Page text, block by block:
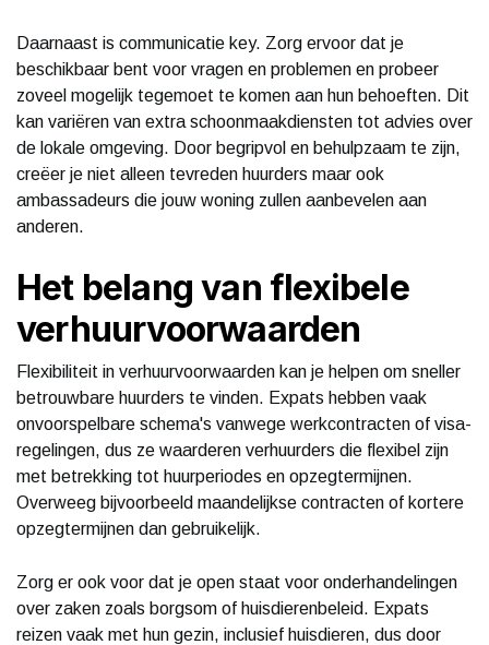
Daarnaast is communicatie key. Zorg ervoor dat je
beschikbaar bent voor vragen en problemen en probeer
zoveel mogelijk tegemoet te komen aan hun behoeften. Dit
kan variëren van extra schoonmaakdiensten tot advies over
de lokale omgeving. Door begripvol en behulpzaam te zijn,
creëer je niet alleen tevreden huurders maar ook
ambassadeurs die jouw woning zullen aanbevelen aan
anderen.
Het belang van flexibele
verhuurvoorwaarden
Flexibiliteit in verhuurvoorwaarden kan je helpen om sneller
betrouwbare huurders te vinden. Expats hebben vaak
onvoorspelbare schema's vanwege werkcontracten of visa-
regelingen, dus ze waarderen verhuurders die flexibel zijn
met betrekking tot huurperiodes en opzegtermijnen.
Overweeg bijvoorbeeld maandelijkse contracten of kortere
opzegtermijnen dan gebruikelijk.
Zorg er ook voor dat je open staat voor onderhandelingen
over zaken zoals borgsom of huisdierenbeleid. Expats
reizen vaak met hun gezin, inclusief huisdieren, dus door